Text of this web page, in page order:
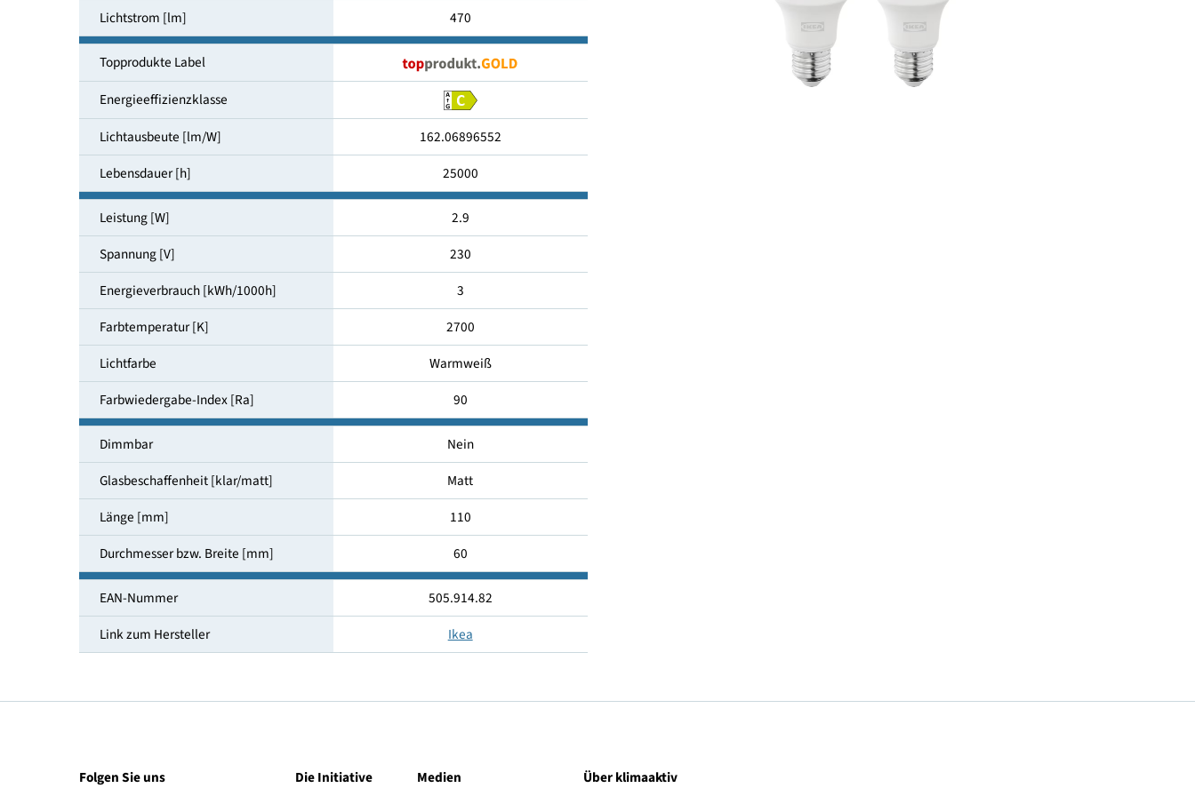
Fassung
Lichtstrom [lm]
470
Topprodukte Label
Energieeffizienzklasse
Lichtausbeute [lm/W]
162.06896552
Lebensdauer [h]
25000
Leistung [W]
Spannung [V]
Energieverbrauch [kWh/1000h]
Farbtemperatur [K]
Lichtfarbe
Farbwiedergabe-Index [Ra]
Dimmbar Nein
Glasbeschaffenheit [klar/matt] Matt
Länge [mm]
110
Durchmesser bzw. Breite [mm]
60
EAN-Nummer
505.914.82